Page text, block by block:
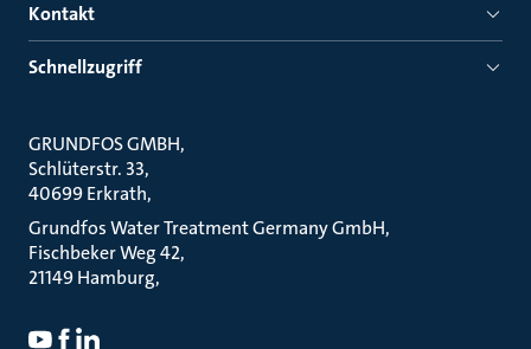
Kontakt
Schnellzugriff
GRUNDFOS GMBH
Schlüterstr. 33
40699 Erkrath
Grundfos Water Treatment Germany GmbH
Fischbeker Weg 42
21149 Hamburg